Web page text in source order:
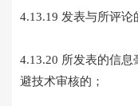
4.13.19 发表与所评论
4.13.20 所发表的信
避技术审核的；